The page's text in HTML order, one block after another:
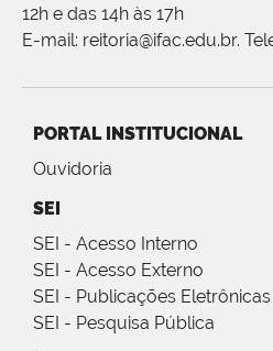
12h e das 14h às 17h
E-mail: reitoria@ifac.edu.br.
PORTAL INSTITUCIONAL
Ouvidoria
SEI
SEI - Acesso Interno
SEI - Acesso Externo
SEI - Publicações Eletrônicas
SEI - Pesquisa Pública